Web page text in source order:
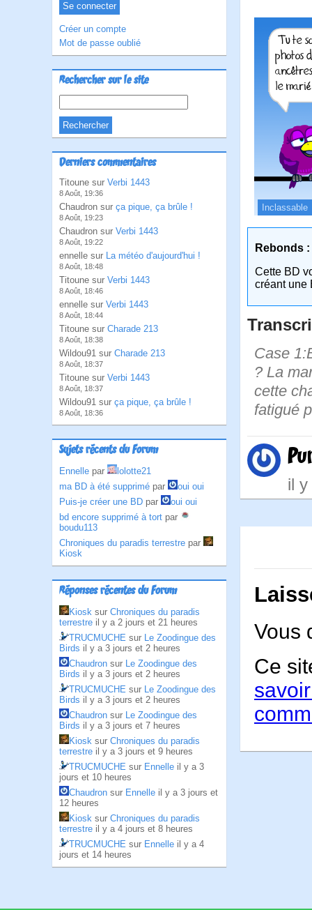
Créer un compte
Mot de passe oublié
Rechercher sur le site
Derniers commentaires
Titoune sur Verbi 1443
8 Août, 19:36
Chaudron sur ça pique, ça brûle !
8 Août, 19:23
Chaudron sur Verbi 1443
8 Août, 19:22
ennelle sur La météo d'aujourd'hui !
8 Août, 18:48
Titoune sur Verbi 1443
8 Août, 18:46
ennelle sur Verbi 1443
8 Août, 18:44
Titoune sur Charade 213
8 Août, 18:38
Wildou91 sur Charade 213
8 Août, 18:37
Titoune sur Verbi 1443
8 Août, 18:37
Wildou91 sur ça pique, ça brûle !
8 Août, 18:36
Sujets récents du Forum
Ennelle par
lolotte21
ma BD à été supprimé par
oui oui
Puis-je créer une BD par
oui oui
bd encore supprimé à tort par
boudu113
Chroniques du paradis terrestre par
Kiosk
Réponses récentes du Forum
Kiosk sur Chroniques du paradis
terrestre il y a 2 jours et 21 heures
TRUCMUCHE sur Le Zoodingue des
Birds il y a 3 jours et 2 heures
Chaudron sur Le Zoodingue des
Birds il y a 3 jours et 2 heures
TRUCMUCHE sur Le Zoodingue des
Birds il y a 3 jours et 2 heures
Chaudron sur Le Zoodingue des
Birds il y a 3 jours et 7 heures
Kiosk sur Chroniques du paradis
terrestre il y a 3 jours et 9 heures
TRUCMUCHE sur Ennelle il y a 3
jours et 10 heures
Chaudron sur Ennelle il y a 3 jours et
12 heures
Kiosk sur Chroniques du paradis
terrestre il y a 4 jours et 8 heures
TRUCMUCHE sur Ennelle il y a 4
jours et 14 heures
Inclassable
Rebonds :
Cette BD
créant une
Case
? La
cette
fatigué
il
Vous
Ce